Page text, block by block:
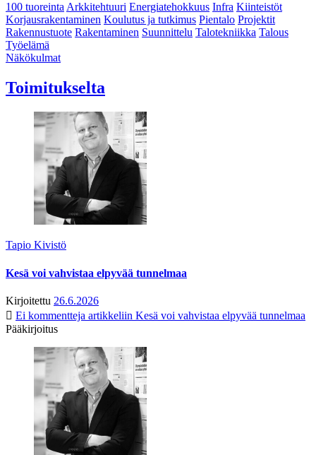
100 tuoreintaArkkitehtuuri Energiatehokkuus Infra Kiinteistöt
Korjausrakentaminen Koulutus ja tutkimus Pientalo Projektit
Rakennustuote Rakentaminen Suunnittelu Talotekniikka Talous
Työelämä
Näkökulmat
Toimitukselta
Tapio Kivistö
Kesä voi vahvistaa elpyvää tunnelmaa
Kirjoitettu 26.6.2026
Ei kommentteja artikkeliin Kesä voi vahvistaa elpyvää tunnelmaa
Pääkirjoitus